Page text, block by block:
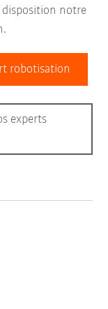
notre
robotisation
experts